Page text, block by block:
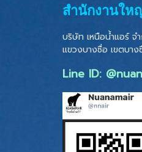
สำนักงานให
บริษัท เหนือน้ำแอร์
แขวงบางซื่อ เขตบาง
Line ID: